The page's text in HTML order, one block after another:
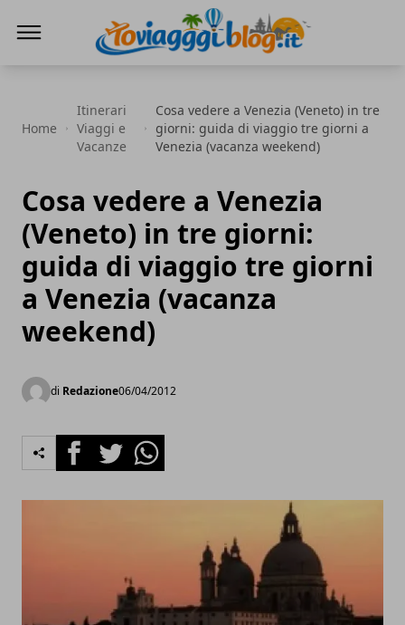
Home
Itinerari
Viaggi e
Vacanze
Cosa vedere a Venezia (Veneto) in tre
giorni: guida di viaggio tre giorni a
Venezia (vacanza weekend)
Cosa vedere a Venezia
(Veneto) in tre giorni:
guida di viaggio tre giorni
a Venezia (vacanza
weekend)
di Redazione06/04/2012
FacebookTwitterWhatsapp